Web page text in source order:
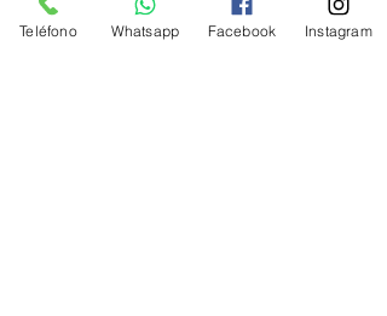
Teléfono Whatsapp Facebook Instagram